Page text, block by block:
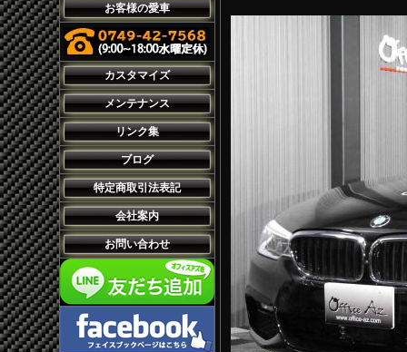
お客様の愛車
カスタマイズ
メンテナンス
リンク集
ブログ
特定商取引法表記
会社案内
お問い合わせ